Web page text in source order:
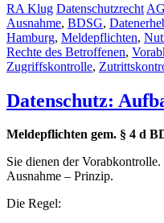
RA Klug Datenschutzrecht
Ausnahme, BDSG,
Hamburg, Meldepflichten,
Rechte des Betroffenen,
Zugriffskontrolle,
Datenschutz:
Meldepflichten gem. § 4 d
Sie dienen der
Ausnahme – Prinzip.
Die Regel: